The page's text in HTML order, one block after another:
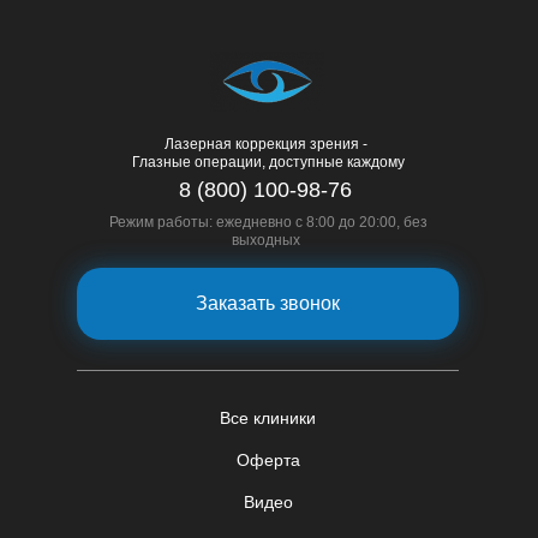
Лазерная коррекция зрения -
Глазные операции, доступные каждому
Оферта
Видео
Все клиники
8 (800) 100-98-76
Режим работы: ежедневно с 8:00 до 20:00, без
выходных
Заказать звонок